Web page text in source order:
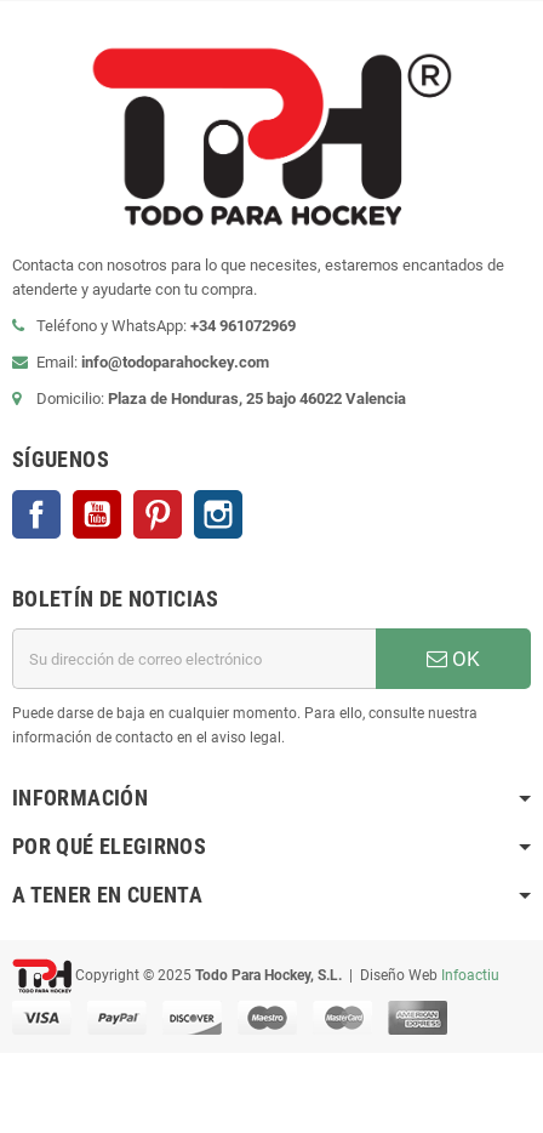
Contacta con nosotros para lo que necesites, estaremos encantados de
atenderte y ayudarte con tu compra.
Teléfono y WhatsApp: +34 961072969
Email: info@todoparahockey.com
Domicilio: Plaza de Honduras, 25 bajo 46022 Valencia
SÍGUENOS
Facebook YouTube Pinterest
BOLETÍN DE NOTICIAS
OK
Puede darse de baja en cualquier momento. Para ello, consulte nuestra
información de contacto en el aviso legal.
INFORMACIÓN
POR QUÉ ELEGIRNOS
A TENER EN CUENTA
Copyright © 2025 Todo Para Hockey, S.L. | Diseño Web Infoactiu